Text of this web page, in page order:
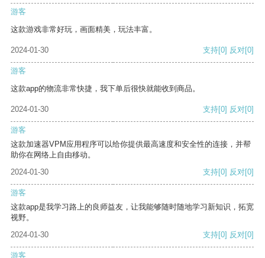
游客
这款游戏非常好玩，画面精美，玩法丰富。
2024-01-30 支持[0] 反对[0]
游客
这款app的物流非常快捷，我下单后很快就能收到商品。
2024-01-30 支持[0] 反对[0]
游客
这款加速器VPM应用程序可以给你提供最高速度和安全性的连接，并帮
助你在网络上自由移动。
2024-01-30
支持[0] 反对[0]
游客
这款app是我学习路上的良师益友，让我能够随时随地学习新知识，拓宽
视野。
2024-01-30
支持[0] 反对[0]
游客